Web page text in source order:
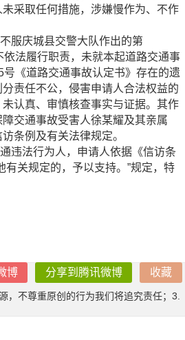
采取任何措施，涉嫌慢作为、不作
服庆城县交警大队作出的第
法履行职责，未就本起道路交通事
《道路交通事故认定书》存在的遗
责任不公，侵害申请人合法权益的
认真、审慎核查事实与证据。其作
交通事故受害人徐某耀及其亲属
条例及有关法律规定。
违法行为人，申请人依据《信访条
关规定的，予以支持。”规定，特
博 分享到腾讯微博 收藏
，不尊重原创的行为我们将追究责任；3.